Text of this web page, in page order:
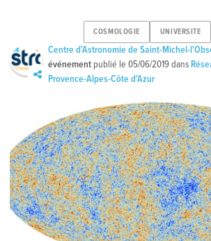
COSMOLOGIE UNIVERSITE
Centre d'Astronomie de Saint-Michel-
événement publié le05/06/2019dans
Provence-Alpes-Côte d'Azur